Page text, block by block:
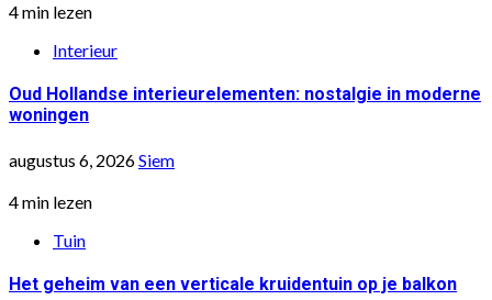
4 min lezen
Interieur
Oud Hollandse interieurelementen: nostalgie in moderne
woningen
augustus 6, 2026Siem
4 min lezen
Tuin
Het geheim van een verticale kruidentuin op je balkon